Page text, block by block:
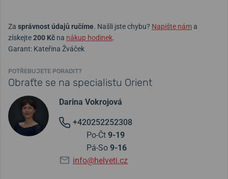
Za správnost údajů ručíme. Našli jste chybu? Napište náma
získejte200 Kč na nákup hodinek.
Garant: Kateřina Žváček
POTŘEBUJETE PORADIT?
Obraťte se na specialistu Orient
Darina Vokrojová
+420252252308
Po-Čt 9-19
Pá-So 9-16
info@helveti.cz